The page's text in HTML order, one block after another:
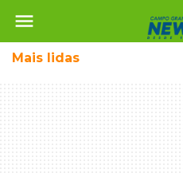
menu
Mais lidas